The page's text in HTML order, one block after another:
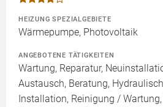
HEIZUNG SPEZIALGEBIETE
Wärmepumpe, Photovoltaik
ANGEBOTENE TÄTIGKEITEN
Wartung, Reparatur,
Austausch, Beratung,
Installation, Reinigung /